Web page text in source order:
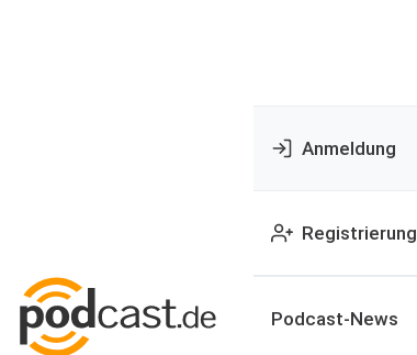
Anmeldung
Registrierung
Podcast-News